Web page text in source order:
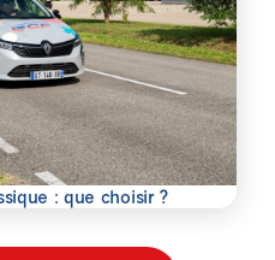
: que choisir ?